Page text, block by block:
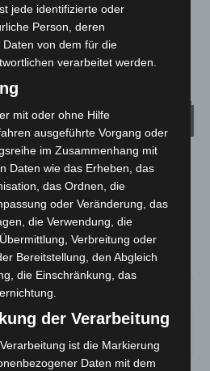
Wetter
19.3°C °
°
3.5m/s
SO.
32 °
MO.
31 °
DI.
jede identifizierte oder
Person, deren
von dem für die
verarbeitet werden.
mit oder ohne Hilfe
ausgeführte Vorgang oder
im Zusammenhang mit
Daten wie das Erheben, das
das Ordnen, die
oder Veränderung, das
die Verwendung, die
Verbreitung oder
Bereitstellung, den Abgleich
die Einschränkung, das
der Verarbeitung
ist die Markierung
Daten mit dem